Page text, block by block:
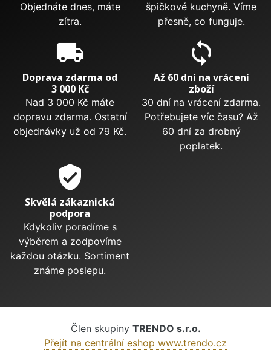
Objednáte dnes, máte
zítra.
špičkové kuchyně. Víme
přesně, co funguje.
local_shipping
Doprava zdarma od
3 000 Kč
Nad 3 000 Kč máte
dopravu zdarma. Ostatní
objednávky už od 79 Kč.
sync
Až 60 dní na vrácení
zboží
30 dní na vrácení zdarma.
Potřebujete víc času? Až
60 dní za drobný
poplatek.
verified_user
Skvělá zákaznická
podpora
Kdykoliv poradíme s
výběrem a zodpovíme
každou otázku. Sortiment
známe poslepu.
Člen skupiny TRENDO s.r.o.
Přejít na centrální eshop www.trendo.cz